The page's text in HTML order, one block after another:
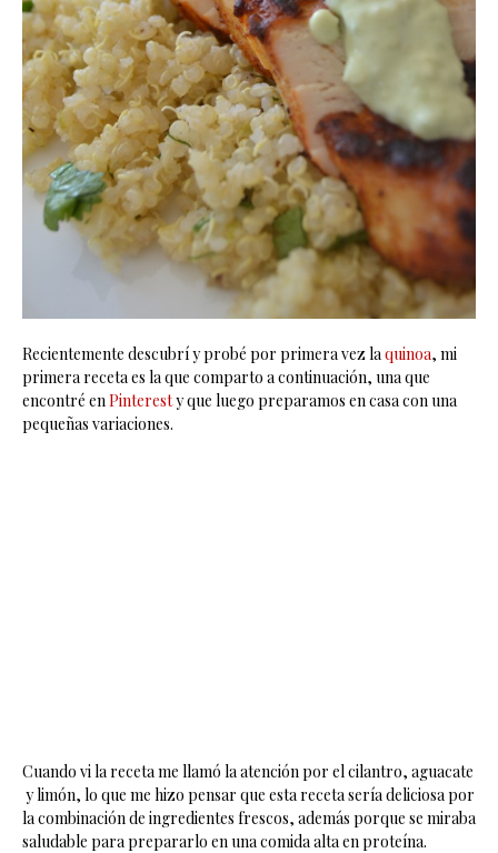
Recientemente descubrí y probé por primera vez la quinoa, mi
primera receta es la que comparto a continuación, una que
encontré en Pinteresty que luego preparamos en casa con una
pequeñas variaciones.
Cuando vi la receta me llamó la atención por el cilantro, aguacate
y limón, lo que me hizo pensar que esta receta sería deliciosa por
la combinación de ingredientes frescos, además porque se miraba
saludable para prepararlo en una comida alta en proteína.